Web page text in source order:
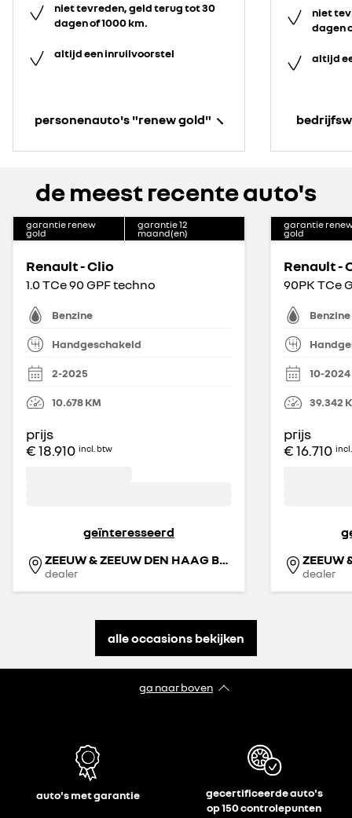
niet tevreden, geld terug tot 30
dagen of 1000 km.
altijd een inruilvoorstel
personenauto's "renew gold"
niet
dagen
altijd
de meest recente auto's
garantie renew
gold
garantie12
maand(en)
Renault - Clio
1.0 TCe 90 GPF techno
Benzine
Handgeschakeld
2-2025
10.678KM
prijs
€ 18.910 incl. btw
geïnteresseerd
ZEEUW & ZEEUW DEN HAAG BINCKHORST
dealer
garantie
gold
Renault -
90PK TCe
Benzine
10-2024
39.342
prijs
€ 16.710
ZEEUW
dealer
alle occasions bekijken
ga naar boven
auto's met garantie
gecertificeerde auto's
op 150 controlepunten